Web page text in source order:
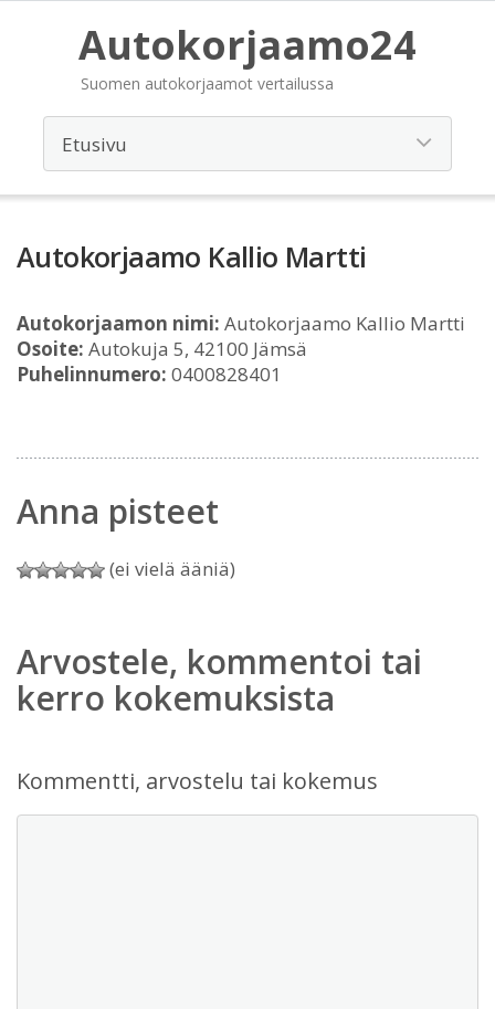
Autokorjaamo24
Suomen autokorjaamot vertailussa
Autokorjaamo Kallio Martti
Autokorjaamon nimi: Autokorjaamo Kallio Martti
Osoite: Autokuja 5, 42100 Jämsä
Puhelinnumero: 0400828401
Anna pisteet
(ei vielä ääniä)
Arvostele, kommentoi tai
kerro kokemuksista
Kommentti, arvostelu tai kokemus